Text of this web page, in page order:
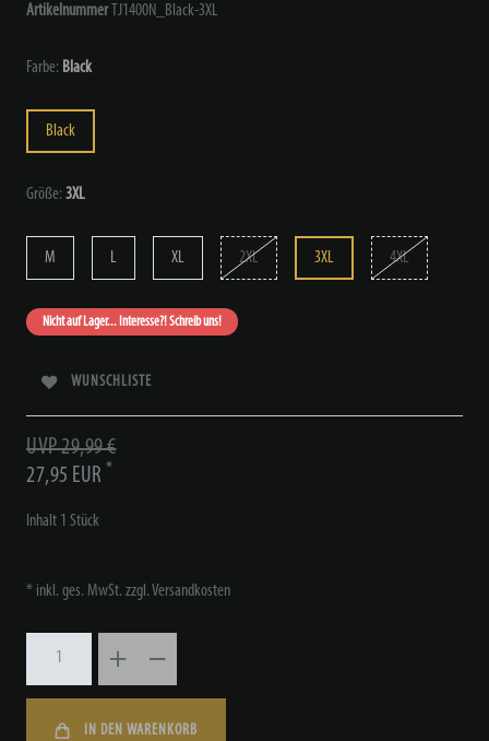
Artikelnummer TJ1400N_Black-3XL
Farbe: Black
Black
Größe: 3XL
M L XL 2XL 3XL 4XL
Nicht auf Lager... Interesse?! Schreib uns!
WUNSCHLISTE
UVP 29,99 €
27,95 EUR *
Inhalt 1 Stück
* inkl. ges. MwSt. zzgl.Versandkosten
IN DEN WARENKORB